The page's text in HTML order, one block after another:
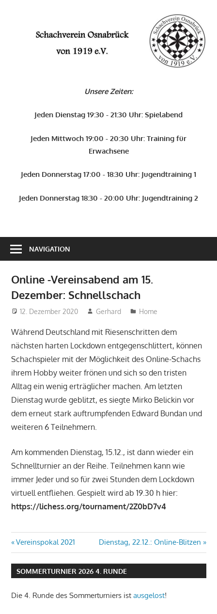
Unsere Zeiten:
Jeden Dienstag 19:30 - 21:30 Uhr: Spielabend
Jeden Mittwoch 19:00 - 20:30 Uhr: Training für
Erwachsene
Jeden Donnerstag 17:00 - 18:30 Uhr: Jugendtraining 1
Jeden Donnerstag 18:30 - 20:00 Uhr: Jugendtraining 2
NAVIGATION
Online -Vereinsabend am 15.
Dezember: Schnellschach
12. Dezember 2020 Gerhard Home
Während Deutschland mit Riesenschritten dem
nächsten harten Lockdown entgegenschlittert, können
Schachspieler mit der Möglichkeit des Online-Schachs
ihrem Hobby weiter frönen und sich so den tristen
Alltag ein wenig erträglicher machen. Am letzten
Dienstag wurde geblitzt, es siegte Mirko Belickin vor
dem erneut stark auftrumpfenden Edward Bundan und
weiteren 6 Teilnehmern.
Am kommenden Dienstag, 15.12., ist dann wieder ein
Schnellturnier an der Reihe. Teilnehmen kann wie
immer Jeder und so für zwei Stunden dem Lockdown
virtuell entfliehen. Gespielt wird ab 19.30 h hier:
https://lichess.org/tournament/2Z0bD7v4
Beitragsnavigation
Vorheriger
Beitrag:
Vereinspokal 2021
Nächster
Beitrag:
Dienstag, 22.12.: Online-Blitzen
SOMMERTURNIER 2026 4. RUNDE
Die 4. Runde des Sommerturniers ist ausgelost!